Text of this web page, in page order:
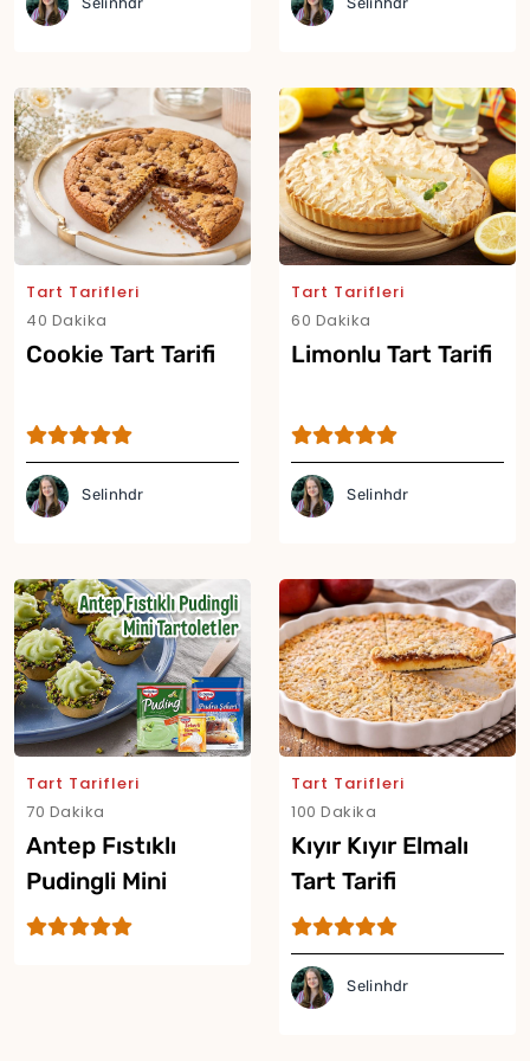
Selinhdr Selinhdr
Tart Tarifleri
40 Dakika
Cookie Tart Tarifi
Selinhdr
Tart Tarifleri
60 Dakika
Limonlu Tart Tarifi
Selinhdr
Tart Tarifleri
70 Dakika
Antep Fıstıklı
Pudingli Mini
Tartoletler
Tart Tarifleri
100 Dakika
Kıyır Kıyır Elmalı
Tart Tarifi
Selinhdr